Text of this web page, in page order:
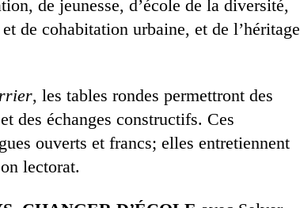
de jeunesse, d’école de la diversité,
de cohabitation urbaine, et de l’héritage
, les tables rondes permettront des
des échanges constructifs. Ces
ouverts et francs; elles entretiennent
lectorat.